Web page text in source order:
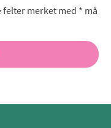
merket med * må